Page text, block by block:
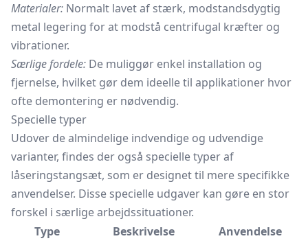
Materialer: Normalt lavet af stærk, modstandsdygtig
metal legering for at modstå centrifugal kræfter og
vibrationer.
Særlige fordele: De muliggør enkel installation og
fjernelse, hvilket gør dem ideelle til applikationer hvor
ofte demontering er nødvendig.
Specielle typer
Udover de almindelige indvendige og udvendige
varianter, findes der også specielle typer af
låseringstangsæt, som er designet til mere specifikke
anvendelser. Disse specielle udgaver kan gøre en stor
forskel i særlige arbejdssituationer.
Type
Beskrivelse Anvendelse